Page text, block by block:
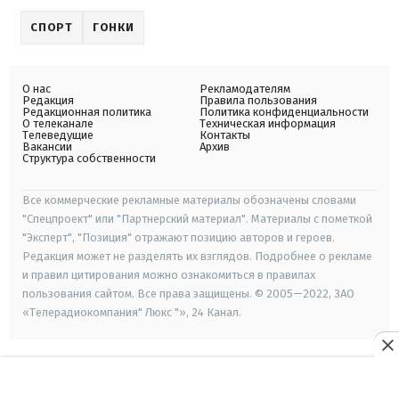
СПОРТ ГОНКИ
О нас
Редакция
Редакционная политика
О телеканале
Телеведущие
Вакансии
Структура собственности
Рекламодателям
Правила пользования
Политика конфиденциальности
Техническая информация
Контакты
Архив
Все коммерческие рекламные материалы обозначены словами
"Спецпроект" или "Партнерский материал". Материалы с пометкой
"Эксперт", "Позиция" отражают позицию авторов и героев.
Редакция может не разделять их взглядов. Подробнее о рекламе
и правил цитирования можно ознакомиться в правилах
пользования сайтом. Все права защищены. © 2005—2022, ЗАО
«Телерадиокомпания" Люкс "», 24 Канал.